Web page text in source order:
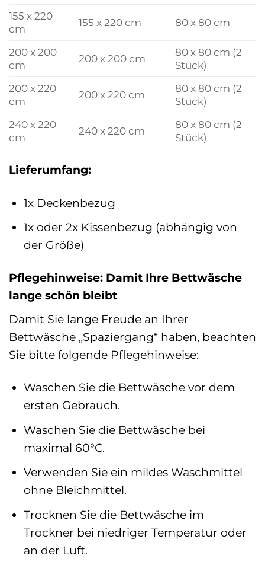
155 x 220
cm
155 x 220 cm 80 x 80 cm
200 x 200
cm
200 x 200 cm
80 x 80 cm (2
Stück)
200 x 220
cm
200 x 220 cm
80 x 80 cm (2
Stück)
240 x 220
cm
240 x 220 cm
80 x 80 cm (2
Stück)
Lieferumfang:
1x Deckenbezug
1x oder 2x Kissenbezug (abhängig von
der Größe)
Pflegehinweise: Damit Ihre Bettwäsche
lange schön bleibt
Damit Sie lange Freude an Ihrer
Bettwäsche „Spaziergang“ haben, beachten
Sie bitte folgende Pflegehinweise:
Waschen Sie die Bettwäsche vor dem
ersten Gebrauch.
Waschen Sie die Bettwäsche bei
maximal 60°C.
Verwenden Sie ein mildes Waschmittel
ohne Bleichmittel.
Trocknen Sie die Bettwäsche im
Trockner bei niedriger Temperatur oder
an der Luft.